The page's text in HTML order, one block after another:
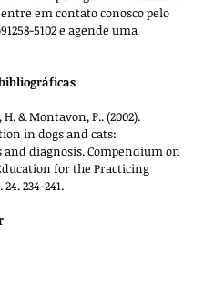
em contato conosco pelo
5102 e agende uma
& Montavon, P.. (2002).
in dogs and cats:
and diagnosis. Compendium on
for the Practicing
234-241.